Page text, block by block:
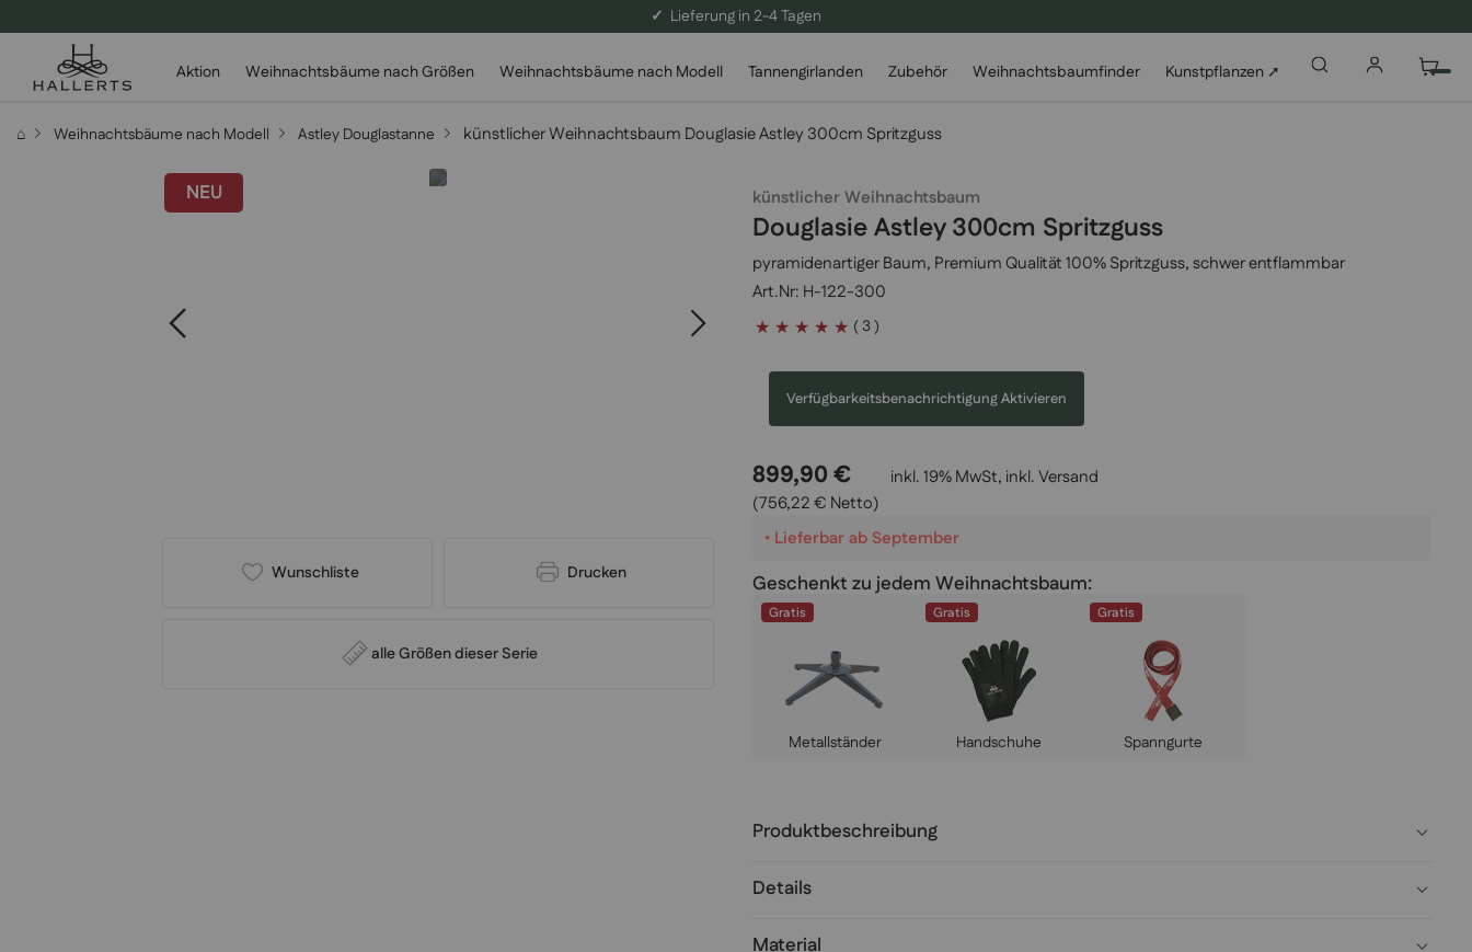
✓ Lieferung in 2-4 Tagen
Aktion Weihnachtsbäume nach Größen Weihnachtsbäume nach Modell Tannengirlanden Zubehör Weihnachtsbaumfinder Kunstpflanzen ➚
⌂ Weihnachtsbäume nach Modell Astley Douglastanne künstlicher Weihnachtsbaum Douglasie Astley 300cm Spritzguss
NEU
Wunschliste Drucken
alle Größen dieser Serie
künstlicher Weihnachtsbaum
Douglasie Astley 300cm Spritzguss
pyramidenartiger Baum, Premium Qualität 100% Spritzguss, schwer entflammbar
H-122-300
Bewertung:
( 3 )
Verfügbarkeitsbenachrichtigung Aktivieren
899,90 €
(756,22 € Netto)
inkl. 19% MwSt, inkl.Versand
•Lieferbar ab September
Geschenkt zu jedem Weihnachtsbaum:
Gratis
Metallständer
Gratis
Handschuhe
Gratis
Spanngurte
Produktbeschreibung
Details
Material